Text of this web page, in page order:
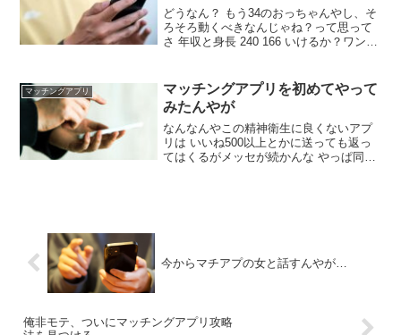
どうなん？ もう34のおっちゃんやし、そ
ろそろ動くべきなんじゃね？って思って
さ 年収と身長 240 166 いけるか？ワンチ
大事だよ おー 出会えるのはいいな！やろ
うかな 基本はtinderがいい
マッチングアプリ
マッチングアプリを初めてやって
みたんやが
なんなんやこの精神衛生に良くないアプ
リは いいね500以上とかに送っても返っ
てはくるがメッセが続かんな やっぱ同じ
今からマチアプの女と話すんやが…
俺非モテ、ついにマッチングアプリ攻略